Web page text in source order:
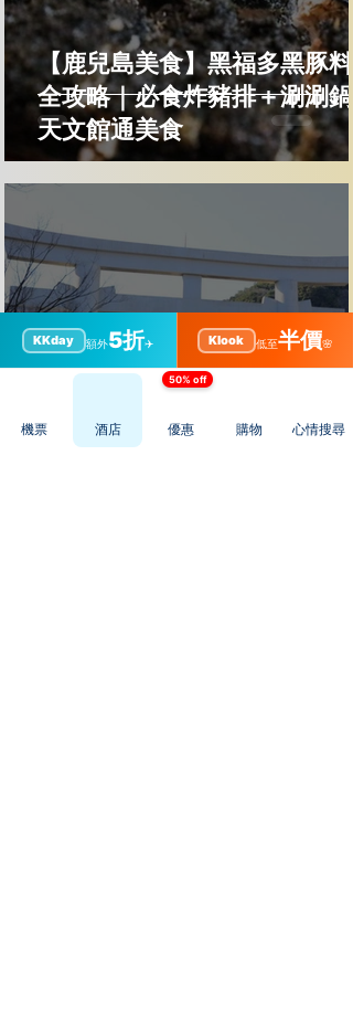
【鹿兒島美食】黑福多黑豚料
全攻略｜必食炸豬排＋涮涮鍋
天文館通美食
【鹿兒島景點】照國神社全攻
KKday 額外5折✈️ Klook 低至半價🌸
機票 酒店
50% off
優惠 購物 心情搜尋